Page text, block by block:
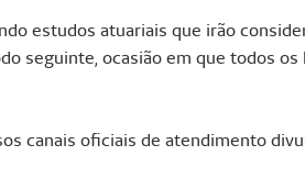
estudos atuariais que irão
seguinte, ocasião em que todos
canais oficiais de atendimento